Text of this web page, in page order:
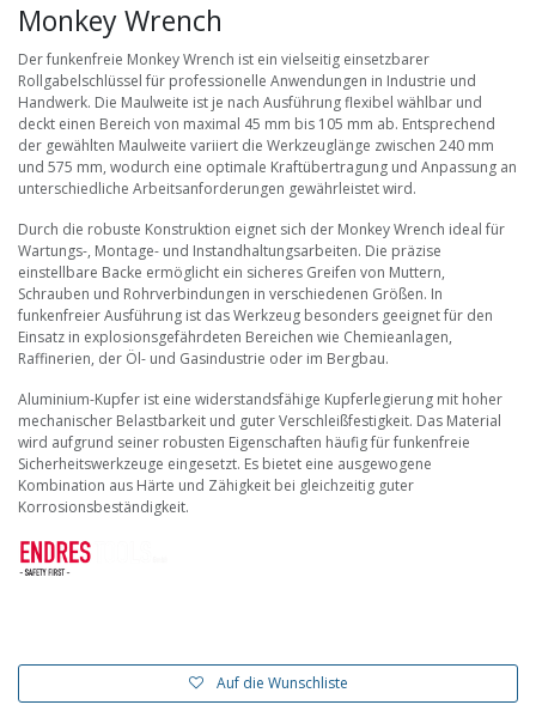
Monkey Wrench
Der funkenfreie Monkey Wrench ist ein vielseitig einsetzbarer
Rollgabelschlüssel für professionelle Anwendungen in Industrie und
Handwerk. Die Maulweite ist je nach Ausführung flexibel wählbar und
deckt einen Bereich von maximal 45 mm bis 105 mm ab. Entsprechend
der gewählten Maulweite variiert die Werkzeuglänge zwischen 240 mm
und 575 mm, wodurch eine optimale Kraftübertragung und Anpassung an
unterschiedliche Arbeitsanforderungen gewährleistet wird.
Durch die robuste Konstruktion eignet sich der Monkey Wrench ideal für
Wartungs-, Montage- und Instandhaltungsarbeiten. Die präzise
einstellbare Backe ermöglicht ein sicheres Greifen von Muttern,
Schrauben und Rohrverbindungen in verschiedenen Größen. In
funkenfreier Ausführung ist das Werkzeug besonders geeignet für den
Einsatz in explosionsgefährdeten Bereichen wie Chemieanlagen,
Raffinerien, der Öl- und Gasindustrie oder im Bergbau.
Aluminium-Kupfer ist eine widerstandsfähige Kupferlegierung mit hoher
mechanischer Belastbarkeit und guter Verschleißfestigkeit. Das Material
wird aufgrund seiner robusten Eigenschaften häufig für funkenfreie
Sicherheitswerkzeuge eingesetzt. Es bietet eine ausgewogene
Kombination aus Härte und Zähigkeit bei gleichzeitig guter
Korrosionsbeständigkeit.
Auf die Wunschliste